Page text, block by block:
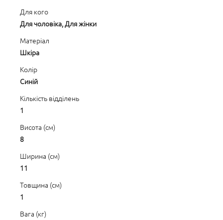
Для кого
Для чоловіка, Для жінки
Матеріал
Шкіра
Колір
Синій
Кількість відділень
1
Висота (см)
8
Ширина (см)
11
Товщина (см)
1
Вага (кг)